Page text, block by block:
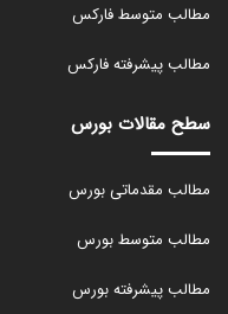
مطالب متوسط فارکس
مطالب پیشرفته فارکس
سطح مقالات بورس
مطالب مقدماتی بورس
مطالب متوسط بورس
مطالب پیشرفته بورس